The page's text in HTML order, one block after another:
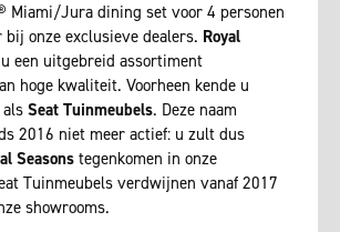
Miami/Jura dining set voor 4 personen
onze exclusieve dealers. Royal
een uitgebreid assortiment
hoge kwaliteit. Voorheen kende u
als Seat Tuinmeubels. Deze naam
2016 niet meer actief: u zult dus
Seasonstegenkomen in onze
Tuinmeubels verdwijnen vanaf 2017
showrooms.